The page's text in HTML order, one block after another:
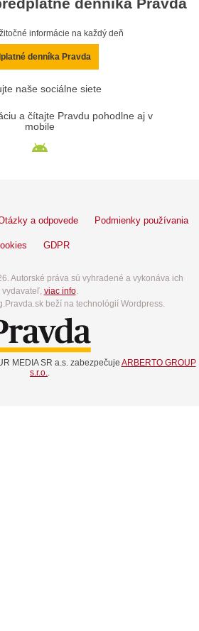
informácie na každý deň
denníka Pravda
naše sociálne siete
a čítajte Pravdu pohodlne aj v
mobile
a odpovede Podmienky používania
GDPR
Autorské práva sú vyhradené a vykonáva ich
vydavateľ, viac info.
beží na technológií Wordpress.
MEDIA SR a.s. zabezpečuje ARBERTO GROUP
s.r.o..